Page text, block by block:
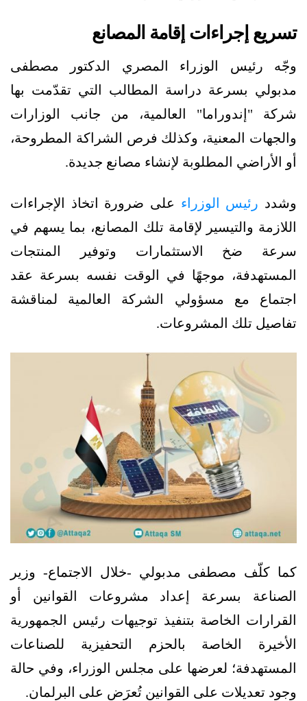
تسريع إجراءات إقامة المصانع
وجّه رئيس الوزراء المصري الدكتور مصطفى
مدبولي بسرعة دراسة المطالب التي تقدّمت بها
شركة "إندوراما" العالمية، من جانب الوزارات
والجهات المعنية، وكذلك فرص الشراكة المطروحة،
أو الأراضي المطلوبة لإنشاء مصانع جديدة.
وشدد رئيس الوزراء على ضرورة اتخاذ الإجراءات
اللازمة والتيسير لإقامة تلك المصانع، بما يسهم في
سرعة ضخ الاستثمارات وتوفير المنتجات
المستهدفة، موجهًا في الوقت نفسه بسرعة عقد
اجتماع مع مسؤولي الشركة العالمية لمناقشة
تفاصيل تلك المشروعات.
كما كلّف مصطفى مدبولي -خلال الاجتماع- وزير
الصناعة بسرعة إعداد مشروعات القوانين أو
القرارات الخاصة بتنفيذ توجيهات رئيس الجمهورية
الأخيرة الخاصة بالحزم التحفيزية للصناعات
المستهدفة؛ لعرضها على مجلس الوزراء، وفي حالة
وجود تعديلات على القوانين تُعرَض على البرلمان.